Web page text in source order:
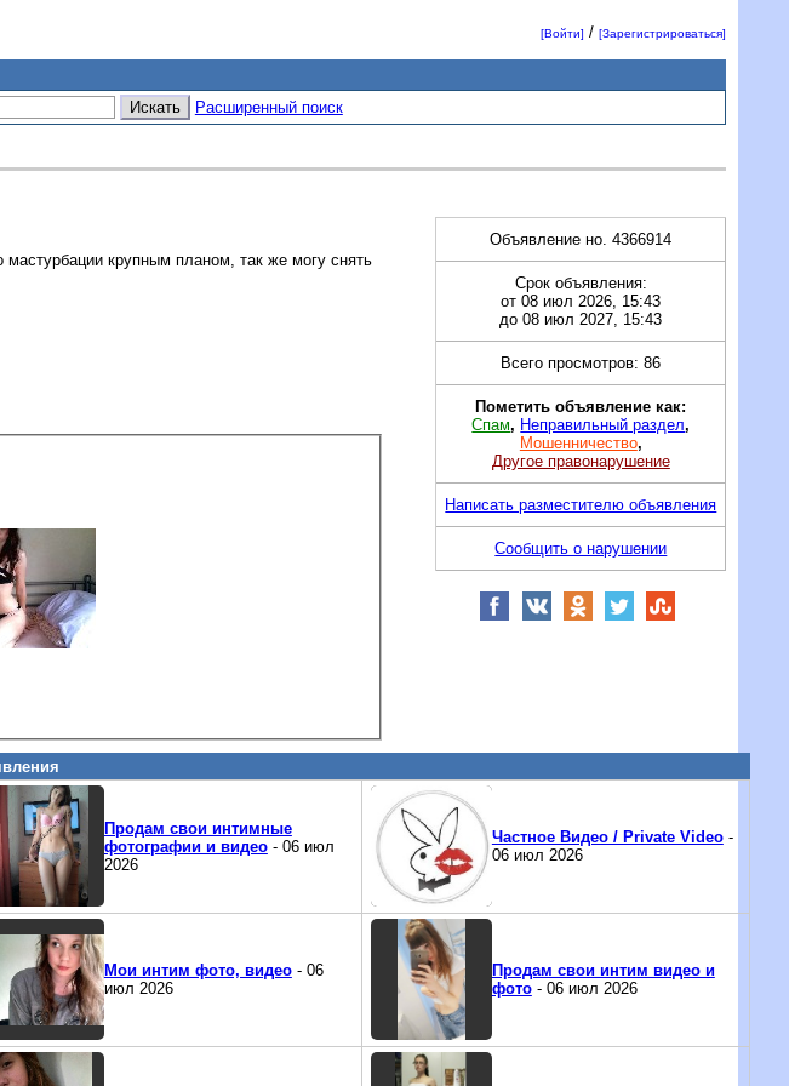
[Войти] /[Зарегистрироваться]
Расширенный поиск
крупным планом, так же могу снять
Объявление но. 4366914
Срок объявления:
от 08 июл 2026, 15:43
до 08 июл 2027, 15:43
Всего просмотров: 86
Пометить объявление как:
Спам, Неправильный раздел,
Мошенничество,
Другое правонарушение
Написать разместителю объявления
Сообщить о нарушении
Продам свои интимные
фотографии и видео- 06 июл
2026
Частное Видео / Private Video-
06 июл 2026
Мои интим фото, видео- 06
июл 2026
Продам свои интим видео и
фото- 06 июл 2026